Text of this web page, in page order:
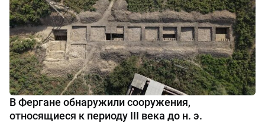
В Фергане обнаружили сооружения,
относящиеся к периоду III века до н. э.